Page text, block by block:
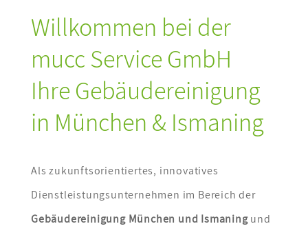
Willkommen bei der
mucc Service GmbH
Ihre Gebäudereinigung
in München & Ismaning
Als zukunftsorientiertes, innovatives
Dienstleistungsunternehmen im Bereich der
Gebäudereinigung München und Ismaningund